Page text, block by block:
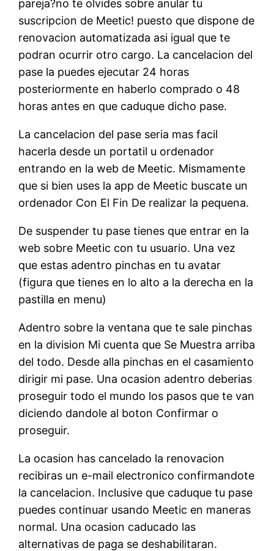
pareja?no te olvides sobre anular tu
suscripcion de Meetic! puesto que dispone de
renovacion automatizada asi igual que te
podran ocurrir otro cargo. La cancelacion del
pase la puedes ejecutar 24 horas
posteriormente en haberlo comprado o 48
horas antes en que caduque dicho pase.
La cancelacion del pase seria mas facil
hacerla desde un portatil u ordenador
entrando en la web de Meetic. Mismamente
que si bien uses la app de Meetic buscate un
ordenador Con El Fin De realizar la pequena.
De suspender tu pase tienes que entrar en la
web sobre Meetic con tu usuario. Una vez
que estas adentro pinchas en tu avatar
(figura que tienes en lo alto a la derecha en la
pastilla en menu)
Adentro sobre la ventana que te sale pinchas
en la division Mi cuenta que Se Muestra arriba
del todo. Desde alla pinchas en el casamiento
dirigir mi pase. Una ocasion adentro deberias
proseguir todo el mundo los pasos que te van
diciendo dandole al boton Confirmar o
proseguir.
La ocasion has cancelado la renovacion
recibiras un e-mail electronico confirmandote
la cancelacion. Inclusive que caduque tu pase
puedes continuar usando Meetic en maneras
normal. Una ocasion caducado las
alternativas de paga se deshabilitaran.